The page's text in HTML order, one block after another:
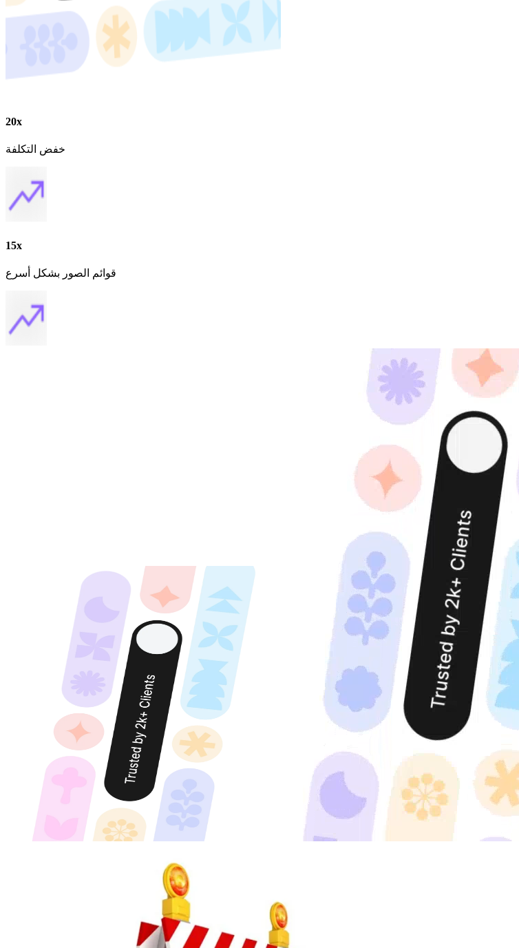
20x
خفض التكلفة
15x
قوائم الصور بشكل أسرع